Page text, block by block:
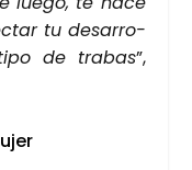
tu desa­rro­
de tra­bas”,